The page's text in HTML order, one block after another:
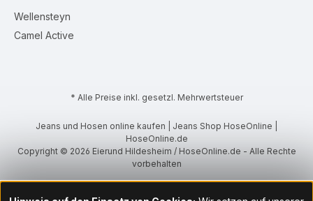
Wellensteyn
Camel Active
* Alle Preise inkl. gesetzl. Mehrwertsteuer
Jeans und Hosen online kaufen | Jeans Shop HoseOnline |
HoseOnline.de
Copyright © 2026 Eierund Hildesheim / HoseOnline.de - Alle Rechte
vorbehalten